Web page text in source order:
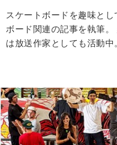
スケートボードを趣味と
ボード関連の記事を執筆
は放送作家としても活動中。